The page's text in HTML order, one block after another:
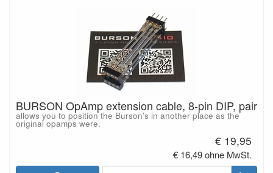
BURSON OpAmp extension cable, 8-pin DIP, pair
allows you to position the Burson's in another place as the
original opamps were.
€ 19,95
€ 16,49 ohne MwSt.